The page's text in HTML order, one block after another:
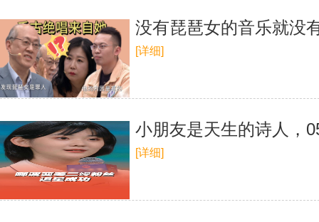
没有琵琶女的音乐就没
[详细]
小朋友是天生的诗人，
[详细]